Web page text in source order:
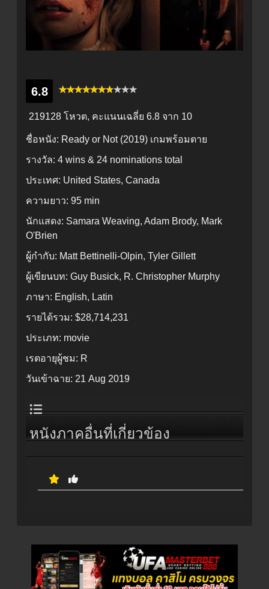
6.8
219128 โหวต, คะแนนเฉลี่ย 6.8 จาก 10
ชื่อหนัง: Ready or Not (2019) เกมพร้อมตาย
รางวัล: 4 wins & 24 nominations total
ประเทศ: United States, Canada
ความยาว: 95 min
นักแสดง: Samara Weaving, Adam Brody, Mark
O'Brien
ผู้กำกับ: Matt Bettinelli-Olpin, Tyler Gillett
ผู้เขียนบท: Guy Busick, R. Christopher Murphy
ภาษา: English, Latin
รายได้รวม: $28,714,231
ประเภท: movie
เรตอายุผู้ชม: R
วันเข้าฉาย: 21 Aug 2019
หนังภาคอื่นที่เกี่ยวข้อง